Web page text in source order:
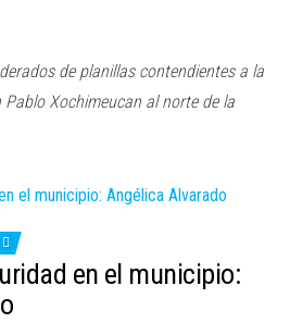
de planillas contendientes a la
Xochimeucan al norte de la
en el municipio: